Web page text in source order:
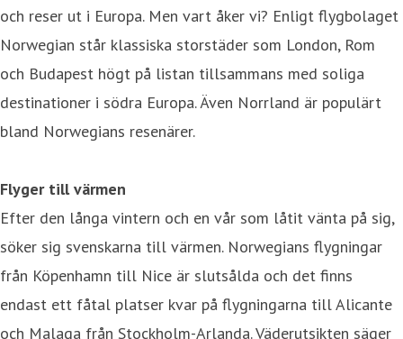
och reser ut i Europa. Men vart åker vi? Enligt flygbolaget
Norwegian står klassiska storstäder som London, Rom
och Budapest högt på listan tillsammans med soliga
destinationer i södra Europa. Även Norrland är populärt
bland Norwegians resenärer.
Flyger till värmen
Efter den långa vintern och en vår som låtit vänta på sig,
söker sig svenskarna till värmen. Norwegians flygningar
från Köpenhamn till Nice är slutsålda och det finns
endast ett fåtal platser kvar på flygningarna till Alicante
och Malaga från Stockholm-Arlanda. Väderutsikten säger